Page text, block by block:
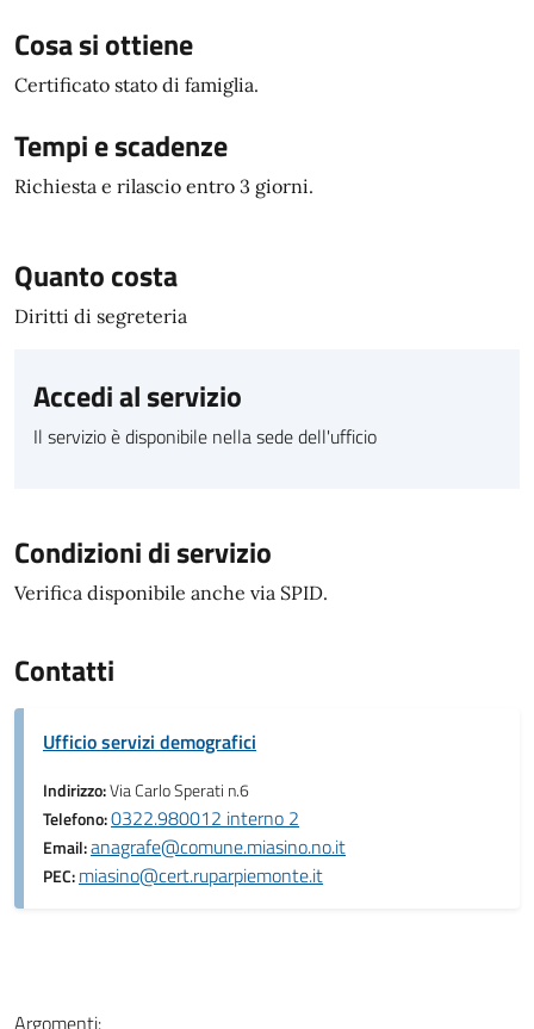
Cosa si ottiene
Certificato stato di famiglia.
Tempi e scadenze
Richiesta e rilascio entro 3 giorni.
Quanto costa
Diritti di segreteria
Accedi al servizio
Il servizio è disponibile nella sede dell'ufficio
Condizioni di servizio
Verifica disponibile anche via SPID.
Contatti
Ufficio servizi demografici
Indirizzo:Via Carlo Sperati n.6
Telefono:0322.980012 interno 2
Email:anagrafe@comune.miasino.no.it
PEC:miasino@cert.ruparpiemonte.it
Argomenti: